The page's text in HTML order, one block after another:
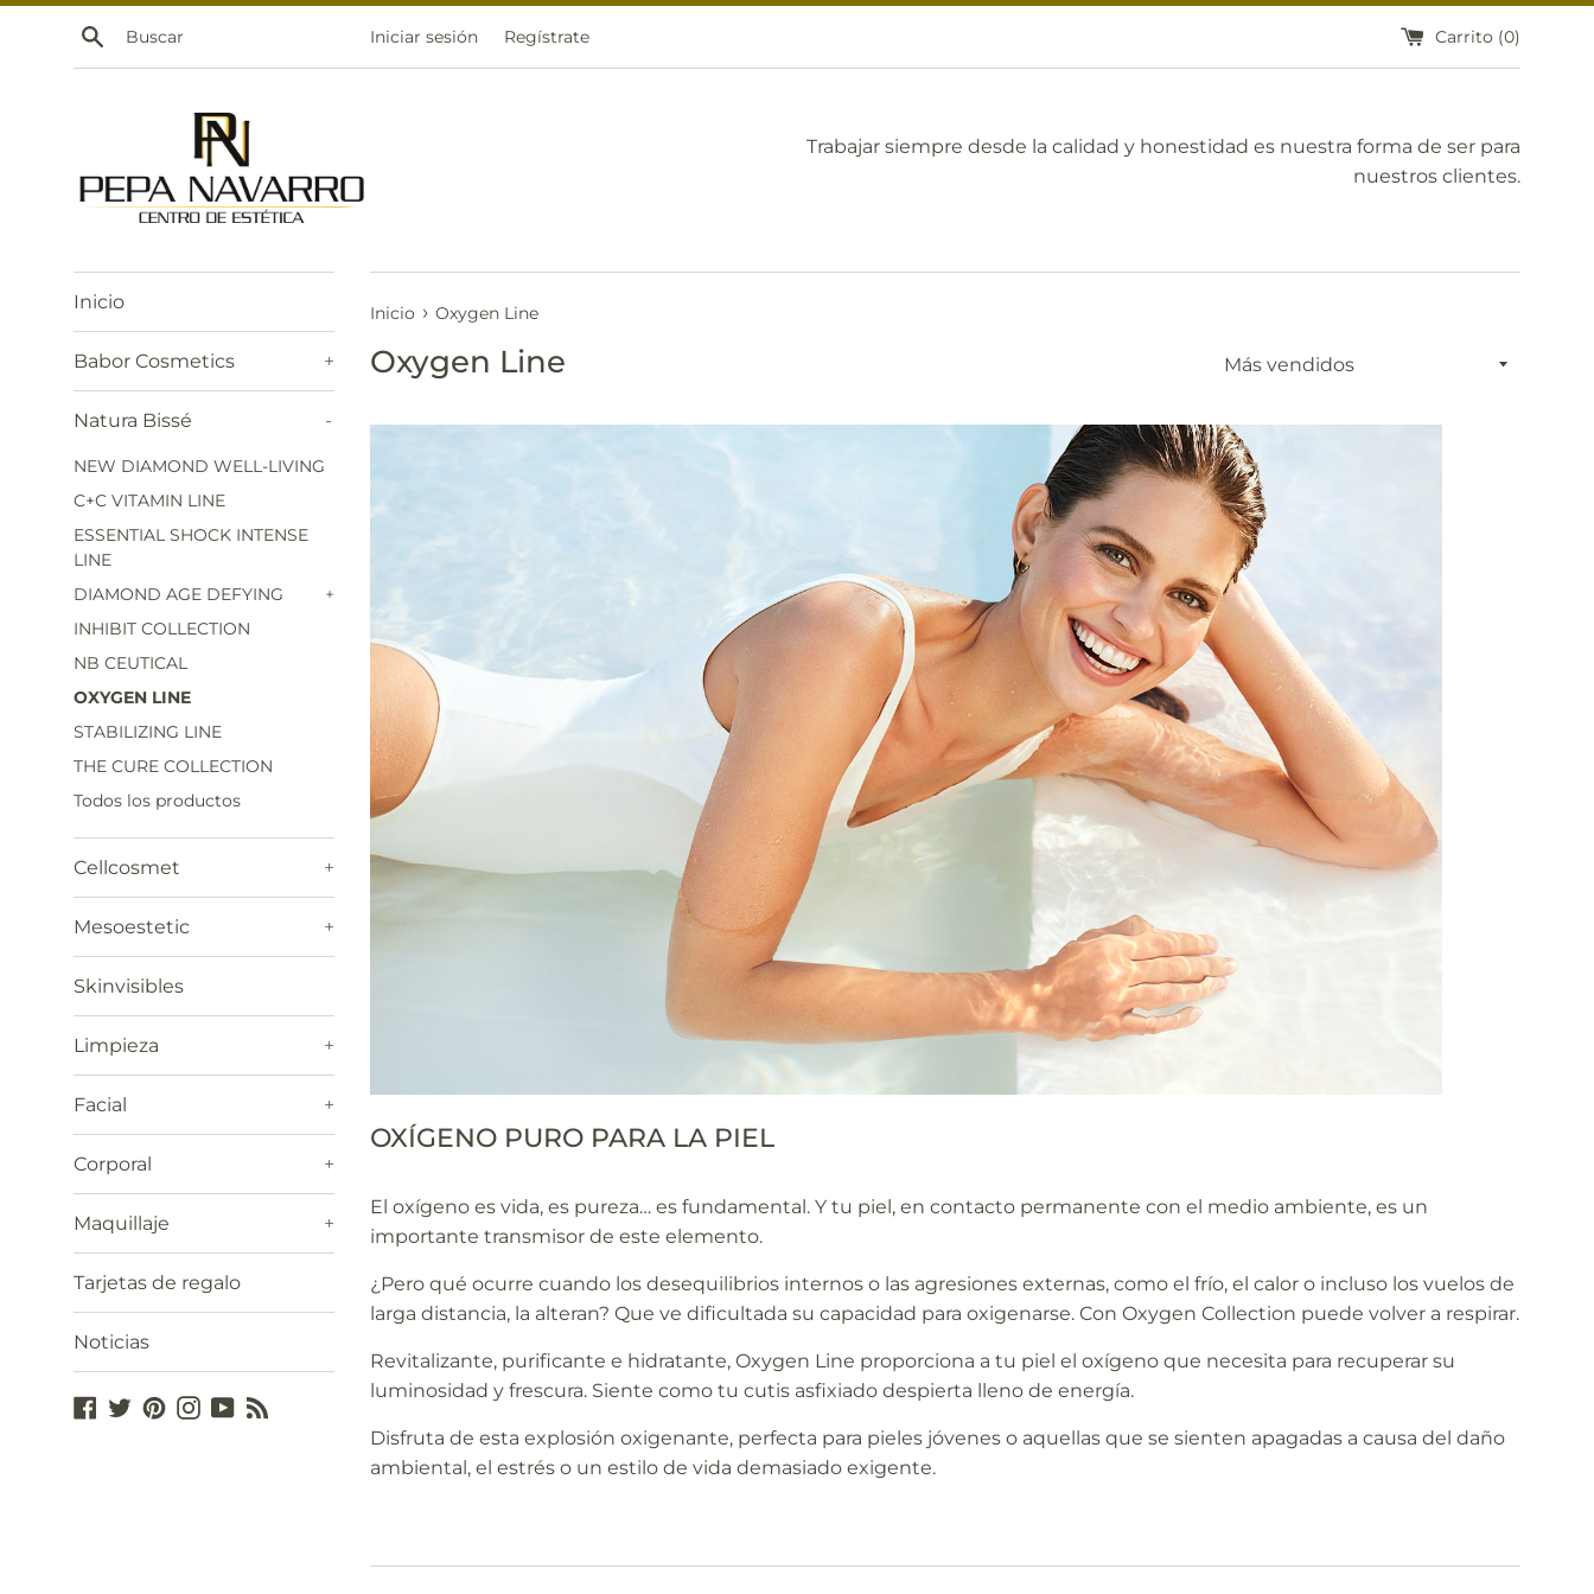
Ir
directamenteBuscar Iniciar sesión Regístrate Carrito (0)
Trabajar siempre desde la calidad y honestidad es nuestra forma de ser para
nuestros clientes.
Inicio
Babor Cosmetics +
Natura Bissé -
NEW DIAMOND WELL-LIVING
C+C VITAMIN LINE
ESSENTIAL SHOCK INTENSE
LINE
DIAMOND AGE DEFYING
+
INHIBIT COLLECTION
NB CEUTICAL
OXYGEN LINE
STABILIZING LINE
THE CURE COLLECTION
Todos los productos
Cellcosmet +
Mesoestetic +
Skinvisibles
Limpieza +
Facial +
Corporal +
Maquillaje +
Tarjetas de regalo
Noticias
Facebook
TwitterPinterest
Instagram
YouTube
Inicio › Oxygen Line
Oxygen Line
Ordenar
OXÍGENO PURO PARA LA PIEL
El oxígeno es vida, es pureza… es fundamental. Y tu piel, en contacto permanente con el medio ambiente, es un
importante transmisor de este elemento.
¿Pero qué ocurre cuando los desequilibrios internos o las agresiones externas, como el frío, el calor o incluso los vuelos de
larga distancia, la alteran? Que ve dificultada su capacidad para oxigenarse. Con Oxygen Collection puede volver a respirar.
Revitalizante, purificante e hidratante, Oxygen Line proporciona a tu piel el oxígeno que necesita para recuperar su
luminosidad y frescura. Siente como tu cutis asfixiado despierta lleno de energía.
Disfruta de esta explosión oxigenante, perfecta para pieles jóvenes o aquellas que se sienten apagadas a causa del daño
ambiental, el estrés o un estilo de vida demasiado exigente.